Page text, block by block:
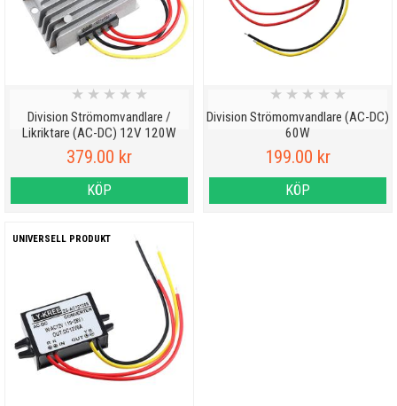
Division Strömomvandlare /
Likriktare (AC-DC) 12V 120W
★ ★ ★ ★ ★
379.00 kr
KÖP
Division Strömomvandlare (AC-DC)
60W
★ ★ ★ ★ ★
199.00 kr
KÖP
UNIVERSELL PRODUKT